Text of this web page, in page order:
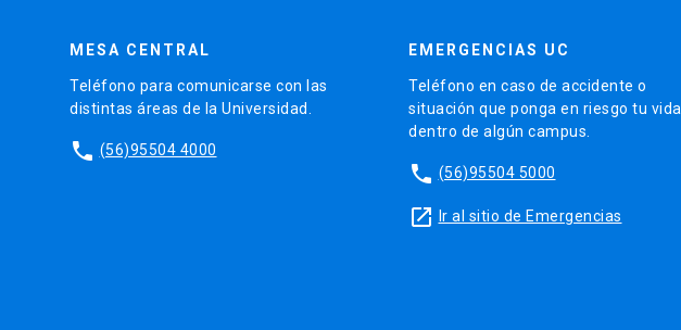
MESA CENTRAL
Teléfono para comunicarse con las
distintas áreas de la Universidad.
phone (56)95504 4000
EMERGENCIAS UC
Teléfono en caso de accidente o
situación que ponga en riesgo tu vida
dentro de algún campus.
phone (56)95504 5000
launch Ir al sitio de Emergencias